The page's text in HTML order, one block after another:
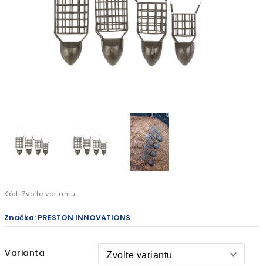
Kód: Zvolte variantu
Značka: PRESTON INNOVATIONS
Varianta